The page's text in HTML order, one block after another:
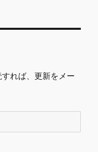
れば、更新をメー